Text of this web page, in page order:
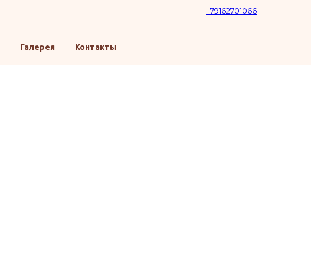
+79162701066
Галерея Контакты